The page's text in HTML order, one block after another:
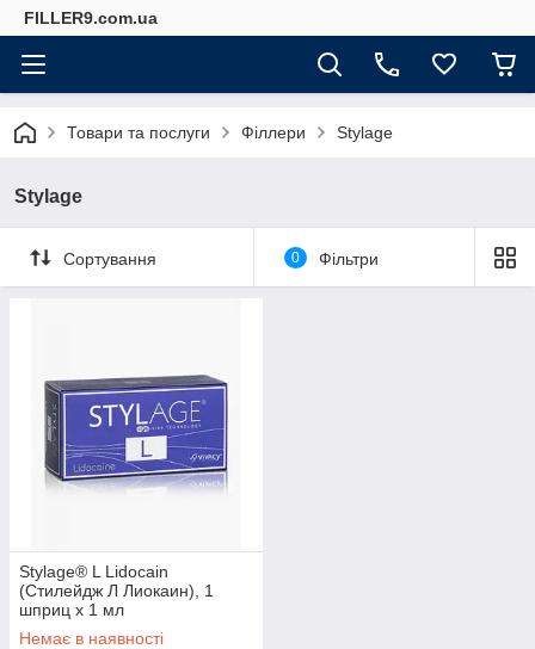
FILLER9.com.ua
Товари та послуги Філлери Stylage
Stylage
Сортування 0 Фільтри
Stylage® L Lidocain
(Стилейдж Л Лиокаин), 1
шприц x 1 мл
Немає в наявності